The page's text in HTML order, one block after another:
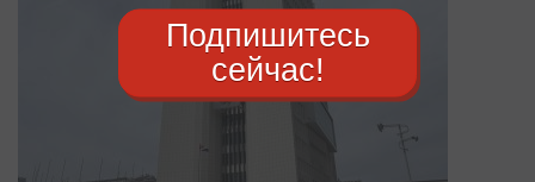
Подпишитесь
сейчас!